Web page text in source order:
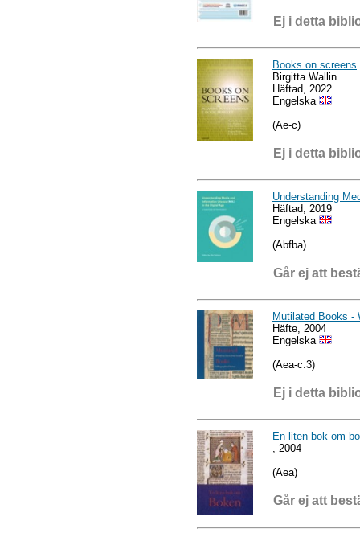
Ej i detta
Books on screens
Birgitta Wallin
Häftad, 2022
Engelska
(Ae-c)
Ej i detta
Understanding
Häftad, 2019
Engelska
(Abfba)
Går ej att
Mutilated Books -
Häfte, 2004
Engelska
(Aea-c.3)
Ej i detta
En liten bok om
, 2004
(Aea)
Går ej att